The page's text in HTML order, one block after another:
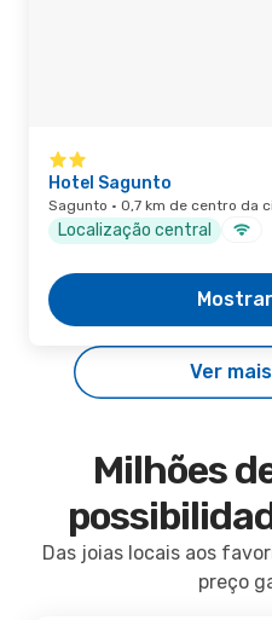
Hotel Sagunto
Sagunto · 0,7 km de centro da
Localização central
Ver
Milhões
Das joias locais aos
preço